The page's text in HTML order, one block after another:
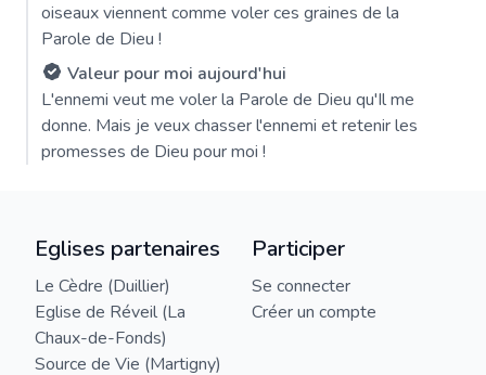
oiseaux viennent comme voler ces graines de la
Parole de Dieu !
Valeur pour moi aujourd'hui
L'ennemi veut me voler la Parole de Dieu qu'Il me
donne. Mais je veux chasser l'ennemi et retenir les
promesses de Dieu pour moi !
Eglises partenaires
Le Cèdre (Duillier)
Eglise de Réveil (La
Chaux-de-Fonds)
Source de Vie (Martigny)
Participer
Se connecter
Créer un compte